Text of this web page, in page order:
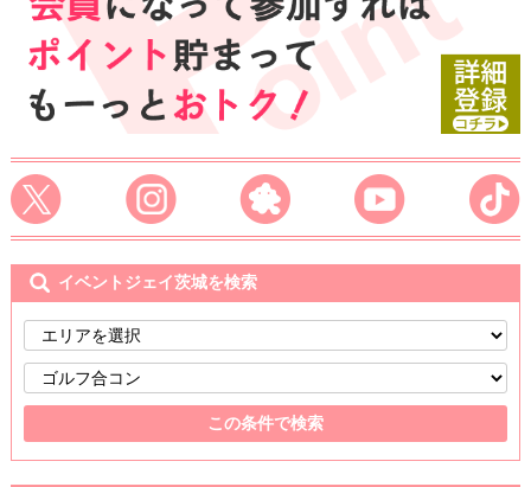
イベントジェイ茨城を検索